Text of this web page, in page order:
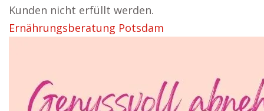
Kunden nicht erfüllt werden.
Ernährungsberatung Potsdam